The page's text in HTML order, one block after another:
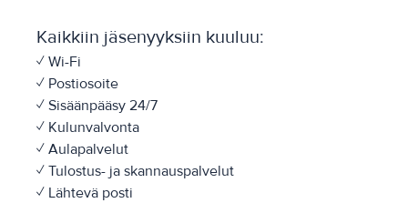
Kaikkiin jäsenyyksiin kuuluu:
✓ Wi-Fi
✓ Postiosoite
✓ Sisäänpääsy 24/7
✓ Kulunvalvonta
✓ Aulapalvelut
✓ Tulostus- ja skannauspalvelut
✓ Lähtevä posti